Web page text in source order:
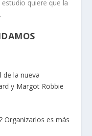
estudio quiere que la
.
de la nueva
y Margot Robbie
Organizarlos es más